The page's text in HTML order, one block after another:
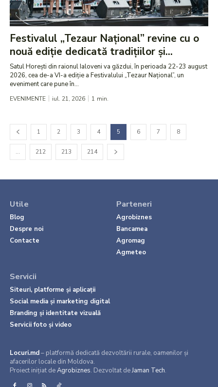
Festivalul „Tezaur Național” revine cu o
nouă ediție dedicată tradițiilor și...
Satul Horești din raionul Ialoveni va găzdui, în perioada 22-23 august
2026, cea de-a VI-a ediție a Festivalului „Tezaur Național”, un
eveniment care pune în...
EVENIMENTE iul. 21, 2026 1 min.
1 2 3 4 5 6 7 8
… 212 213 214
Utile
Blog
Despre noi
Contacte
Parteneri
Agrobiznes
Bancamea
Agromag
Agmeteo
Servicii
Siteuri, platforme și aplicații
Social media și marketing digital
Branding și identitate vizuală
Servicii foto și video
Locuri.md– platformă dedicată dezvoltării rurale, oamenilor și
afacerilor locale din Moldova.
Proiect inițiat deAgrobiznes. Dezvoltat deJaman Tech.